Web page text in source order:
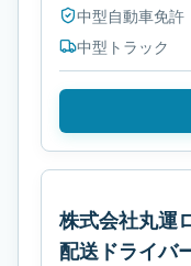
中型自動車免許
中型トラック
株式会社丸運
配送ドライバ